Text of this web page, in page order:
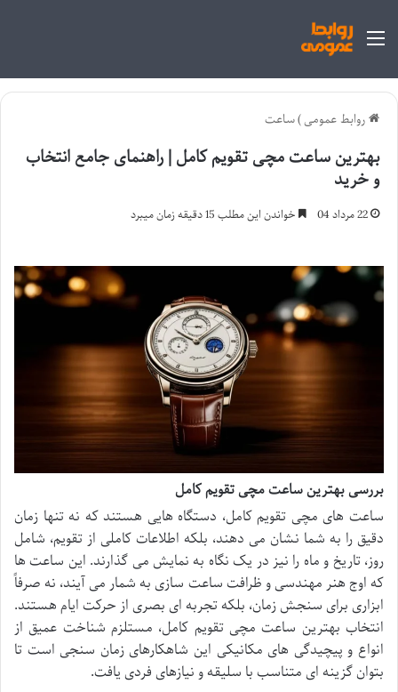
منو
روابط عمومی)ساعت
بهترین ساعت مچی تقویم کامل | راهنمای جامع انتخاب
و خرید
22 مرداد 04 خواندن این مطلب 15 دقیقه زمان میبرد
بررسی بهترین ساعت مچی تقویم کامل
ساعت های مچی تقویم کامل، دستگاه هایی هستند که نه تنها زمان
دقیق را به شما نشان می دهند، بلکه اطلاعات کاملی از تقویم، شامل
روز، تاریخ و ماه را نیز در یک نگاه به نمایش می گذارند. این ساعت ها
که اوج هنر مهندسی و ظرافت ساعت سازی به شمار می آیند، نه صرفاً
ابزاری برای سنجش زمان، بلکه تجربه ای بصری از حرکت ایام هستند.
انتخاب بهترین ساعت مچی تقویم کامل، مستلزم شناخت عمیق از
انواع و پیچیدگی های مکانیکی این شاهکارهای زمان سنجی است تا
بتوان گزینه ای متناسب با سلیقه و نیازهای فردی یافت.